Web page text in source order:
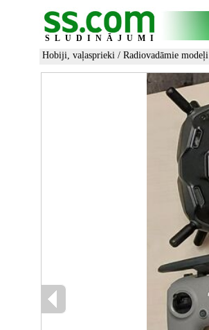
SLUDINĀJUMI
Hobiji, vaļasprieki / Radiovadāmie modeļi